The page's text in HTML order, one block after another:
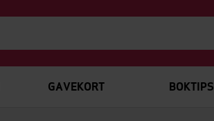
GAVEKORT BOKTIPS